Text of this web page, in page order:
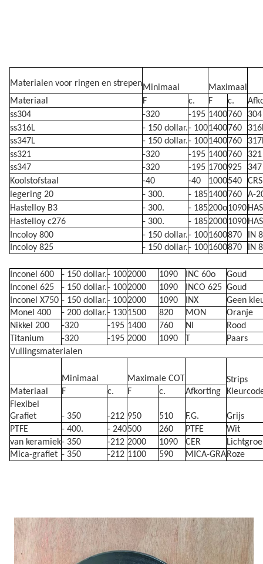
Materialen voor ringen en strepenMinimaal
Maximaal
Materiaal
F c. F c.
ss304
-320 -195 1400760
304
ss316L
- 150 dollar.- 1001400760
ss347L
- 150 dollar.- 1001400760
ss321
-320 -195 1400760
321
ss347
-320 -195 1700925
347
Koolstofstaal
-40 -40 1000540
CRS
legering 20
- 300. - 1851400760
A-
Hastelloy B3
- 300. - 185200o1090
Hastelloy c276
- 300. - 18520001090
Incoloy 800
- 150 dollar.- 1001600870
IN
Incoloy 825
- 150 dollar.- 1001600870 IN
Inconel 600 - 150 dollar.- 1002000 1090 INC 60o
Goud
Inconel 625
- 150 dollar.- 1002000 1090 INCO 625 Goud
Inconel X750 - 150 dollar.- 1002000 1090 INX
Geen
Monel 400
- 200 dollar.- 1301500 820 MON
Oranje
Nikkel 200
-320 -195 1400 760 Nl
Rood
Titanium
-320 -195 2000 1090
Paars
Vullingsmaterialen
Minimaal Maximale COT
Strips
Materiaal F c. F c.
Afkorting
Flexibel
Grafiet
- 350 -212 950 510 F.G.
Grijs
PTFE
- 400. - 240500 260 PTFE
Wit
van keramiek- 350 -212 2000 1090 CER
Mica-grafiet - 350 -212 1100 590 MICA-GRARoze